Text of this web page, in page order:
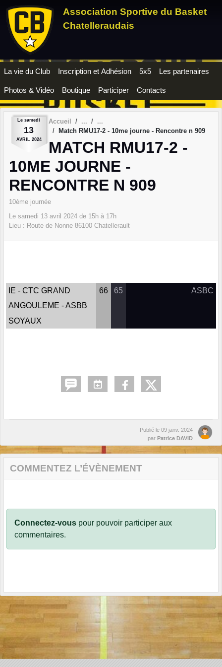
Association Sportive du Basket
Chatelleraudais
La vie du Club Inscription et Adhésion 5x5 Les partenaires
Photos & Vidéo Boutique Participer Contacts
Le samedi
13
AVRIL 2024
Accueil
Match RMU17-2 - 10me journe - Rencontre n 909
MATCH RMU17-2 -
10ME JOURNE -
RENCONTRE N 909
10ème journée
Le samedi 13 avril 2024 de 15h à 17h
Lieu : Route de Nonne 86100 Chatellerault
IE - CTC GRAND
ANGOULEME - ASBB
SOYAUX
66 65 ASBC
Publié le 09 janv. 2024
par Patrice DAVID
COMMENTEZ L’ÉVÈNEMENT
Connectez-vous pour pouvoir participer aux
commentaires.
Panneau de gestion des cookies